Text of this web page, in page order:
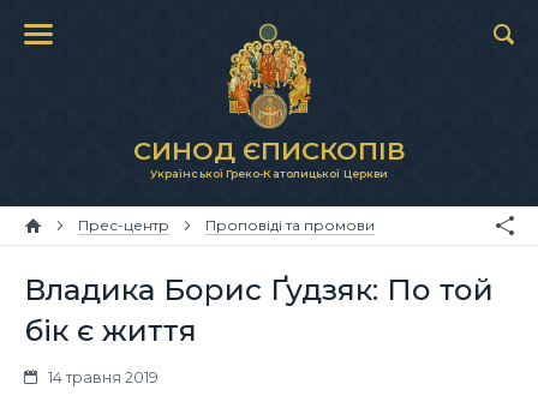
СИНОД ЄПИСКОПІВ
Української Греко-Католицької Церкви
Прес-центр Проповіді та промови
Владика Борис Ґудзяк: По той
бік є життя
14 травня 2019